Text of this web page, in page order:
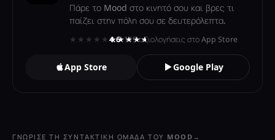
Πάρε το Mood στο κινητό σου και βρες τι
παίζει στην πόλη σου σε δευτερόλεπτα.
★★★★★★★★★★
4.6· 119 αξιολογήσεις στο App Store
App Store Google Play
ΓΝΏΡΙΣΕ ΤΗ ΣΥΝΤΑΚΤΙΚΉ ΟΜΆΔΑ ΤΟΥ MOOD →